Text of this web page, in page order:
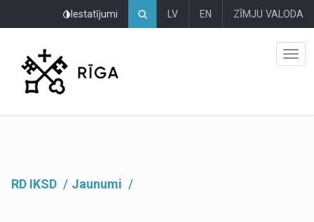
Iestatījumi LV EN ZĪMJU VALODA
RD IKSD Jaunumi